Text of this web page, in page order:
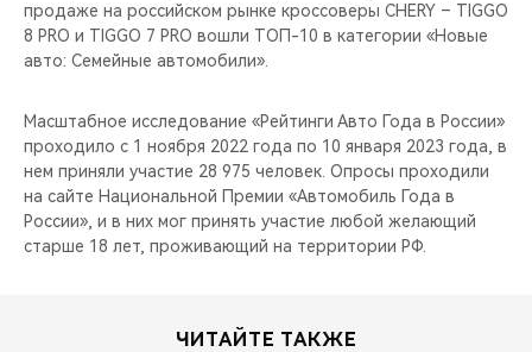
продаже на российском рынке кроссоверы CHERY – TIGGO
8 PRO и TIGGO 7 PRO вошли ТОП-10 в категории «Новые
авто: Семейные автомобили».
Масштабное исследование «Рейтинги Авто Года в России»
проходило с 1 ноября 2022 года по 10 января 2023 года, в
нем приняли участие 28 975 человек. Опросы проходили
на сайте Национальной Премии «Автомобиль Года в
России», и в них мог принять участие любой желающий
старше 18 лет, проживающий на территории РФ.
ЧИТАЙТЕ ТАКЖЕ